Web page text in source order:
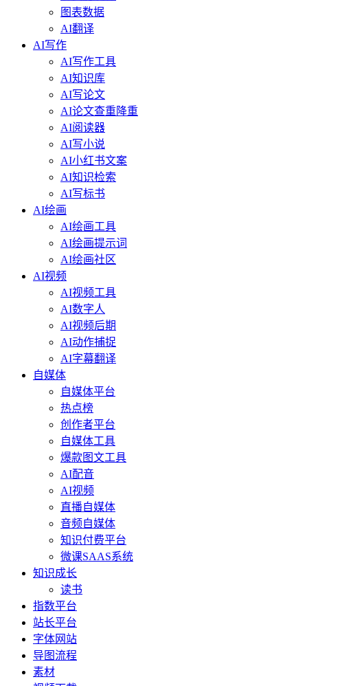
图表数据
AI翻译
AI写作
AI写作工具
AI知识库
AI写论文
AI论文查重降重
AI阅读器
AI写小说
AI小红书文案
AI知识检索
AI写标书
AI绘画
AI绘画工具
AI绘画提示词
AI绘画社区
AI视频
AI视频工具
AI数字人
AI视频后期
AI动作捕捉
AI字幕翻译
自媒体
自媒体平台
热点榜
创作者平台
自媒体工具
爆款图文工具
AI配音
AI视频
直播自媒体
音频自媒体
知识付费平台
微课SAAS系统
知识成长
读书
指数平台
站长平台
字体网站
导图流程
素材